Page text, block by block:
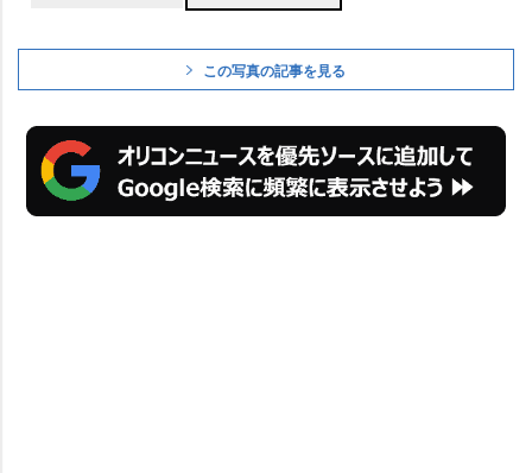
この写真の記事を見る